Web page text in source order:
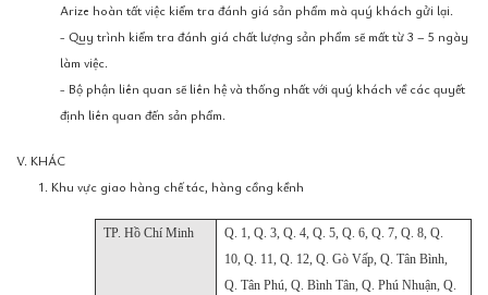
Arize hoàn tất việc kiểm tra đánh giá sản phẩm mà quý khách gửi lại.
- Quy trình kiểm tra đánh giá chất lượng sản phẩm sẽ mất từ 3 – 5 ngày
làm việc.
- Bộ phận liên quan sẽ liên hệ và thống nhất với quý khách về các quyết
định liên quan đến sản phẩm.
V. KHÁC
1. Khu vực giao hàng chế tác, hàng cồng kềnh
TP. Hồ Chí Minh
Q. 1, Q. 3, Q. 4, Q. 5, Q. 6, Q. 7, Q. 8, Q.
10, Q. 11, Q. 12, Q. Gò Vấp, Q. Tân Bình,
Q. Tân Phú, Q. Bình Tân, Q. Phú Nhuận, Q.